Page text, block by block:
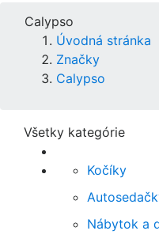
Calypso
Úvodná stránka
Značky
Calypso
Všetky kategórie
Kočíky
Nábytok a